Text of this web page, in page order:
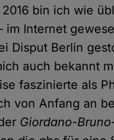
bin ich wie
im Internet
Disput Berlin
auch bekannt
faszinierte als
von Anfang an
Giordano-